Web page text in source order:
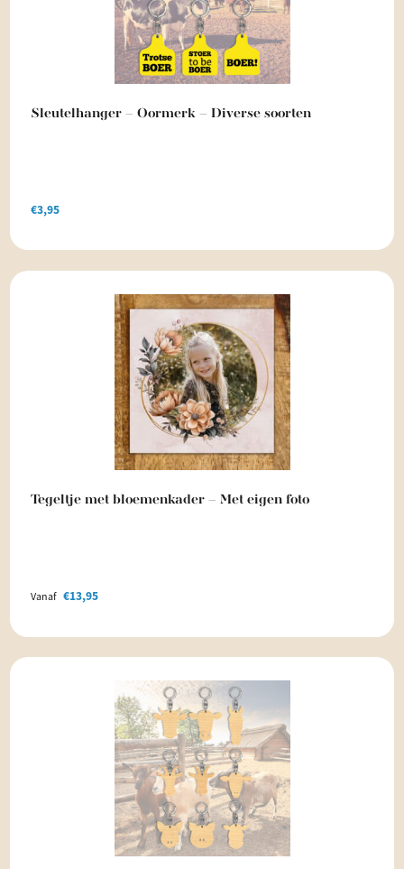
Sleutelhanger – Oormerk – Diverse soorten
€3,95
Tegeltje met bloemenkader – Met eigen foto
Vanaf €13,95